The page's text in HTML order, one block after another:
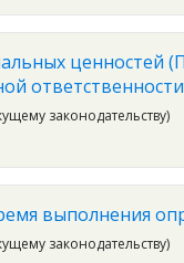
ценностей
законодательству)
выполнения
законодательству)